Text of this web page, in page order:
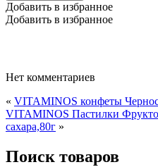
Добавить в избранное
Добавить в избранное
Нет комментариев
« VITAMINOS конфеты
VITAMINOS Пастилки
сахара,80г »
Поиск товаров